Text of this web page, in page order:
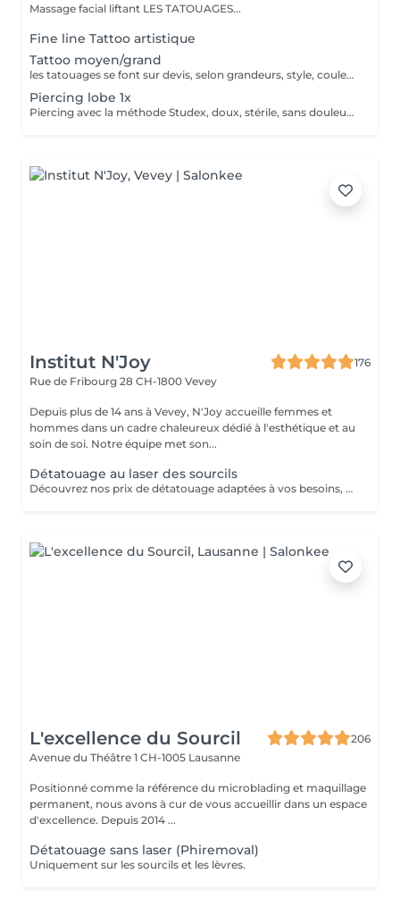
Massage facial liftant LES TATOUAGES...
Fine line Tattoo artistique
Tattoo moyen/grand
les tatouages se font sur devis, selon grandeurs, style, couleurs, noir, grey wash me contacter pour infos
Piercing lobe 1x
Piercing avec la méthode Studex, doux, stérile, sans douleur. avec très belles boucles 1 ere pose, un supplément de 15 frs est demandé pour les boucles non standards
Institut N'Joy
176
Rue de Fribourg 28 CH-1800 Vevey
Depuis plus de 14 ans à Vevey, N'Joy accueille femmes et
hommes dans un cadre chaleureux dédié à l'esthétique et au
soin de soi. Notre équipe met son...
Détatouage au laser des sourcils
Découvrez nos prix de détatouage adaptées à vos besoins, avec des prix clairs et compétitifs, pour vous permettre de prendre une décision en toute sérénité.
L'excellence du Sourcil
206
Avenue du Théâtre 1 CH-1005 Lausanne
Positionné comme la référence du microblading et maquillage
permanent, nous avons à cur de vous accueillir dans un espace
d'excellence. Depuis 2014 ...
Détatouage sans laser (Phiremoval)
Uniquement sur les sourcils et les lèvres.